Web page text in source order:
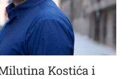
Kostića i